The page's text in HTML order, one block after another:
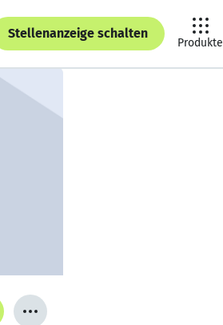
Stellenanzeige schalten
Produkte